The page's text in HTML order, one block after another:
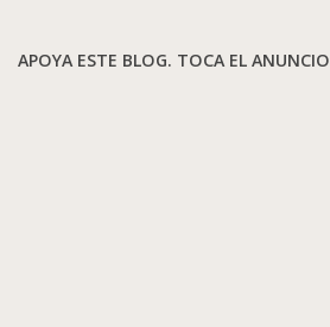
APOYA ESTE BLOG. TOCA EL ANUNCIO